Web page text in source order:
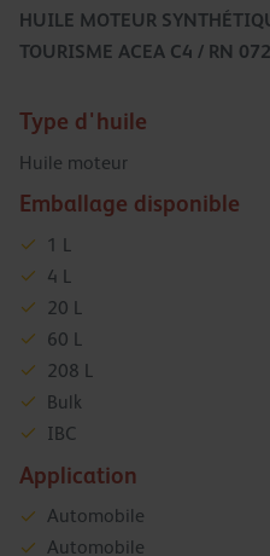
HUILE MOTEUR
TOURISME ACEA C4 / RN
Type d'huile
Huile moteur
Emballage disponible
1 L
4 L
20 L
60 L
208 L
Bulk
IBC
Application
Automobile
Automobile